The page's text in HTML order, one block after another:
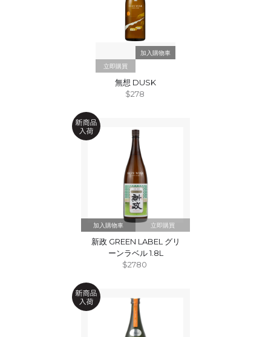
立即購買
無想 DUSK
$278
立即購買
新政 GREEN LABEL グリ
ーンラベル 1.8L
$2780